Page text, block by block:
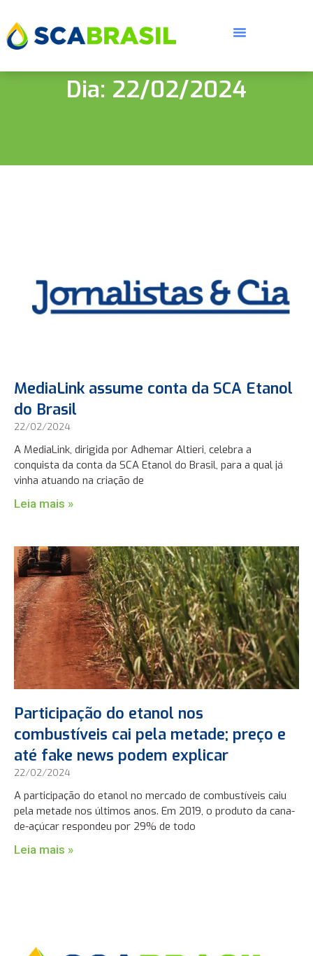
Dia: 22/02/2024
MediaLink assume conta da SCA Etanol
do Brasil
22/02/2024
A MediaLink, dirigida por Adhemar Altieri, celebra a
conquista da conta da SCA Etanol do Brasil, para a qual já
vinha atuando na criação de
Leia mais »
Participação do etanol nos
combustíveis cai pela metade; preço e
até fake news podem explicar
22/02/2024
A participação do etanol no mercado de combustíveis caiu
pela metade nos últimos anos. Em 2019, o produto da cana-
de-açúcar respondeu por 29% de todo
Leia mais »